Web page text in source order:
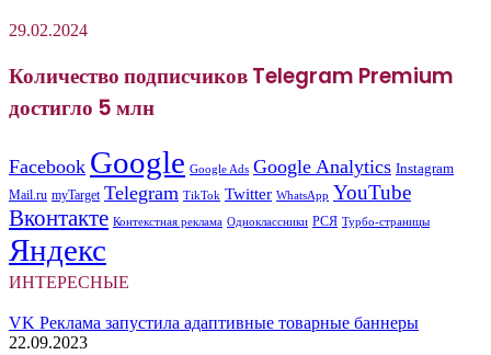
29.02.2024
Количество подписчиков Telegram Premium
достигло 5 млн
Facebook Google Google Ads Google Analytics Instagram
Mail.ru myTarget Telegram TikTok Twitter WhatsApp YouTube
Вконтакте Контекстная реклама Одноклассники РСЯ Турбо-страницы
Яндекс
ИНТЕРЕСНЫЕ
VK Реклама запустила адаптивные товарные баннеры
22.09.2023